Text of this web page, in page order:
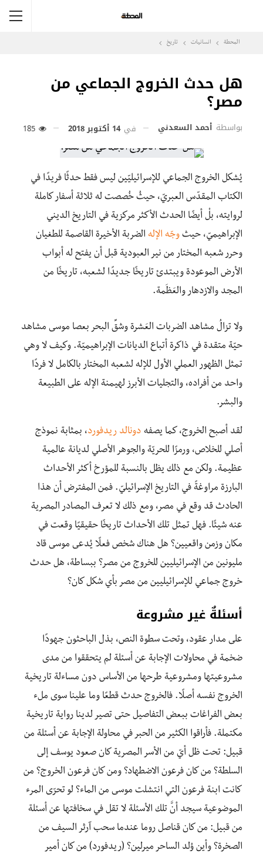
المحطة انسانيات تاريخ
هل حدث الخروج الجماعي من
مصر؟
بواسطة أحمد السعدني في 14 أكتوبر 2018
يُشكل الخروج الجماعي للإسرائيليّين ليس فقط حدثًا فريدًا في
الكتاب المقدّس العبريّ، حيثُ خُصصت له ثلاثة أسفار كاملة
لروايته، بلْ أيضًا الحدث الأكثر مركزية في التاريخ الديني
الإبراهيميّ، حيث وجّه الإله الضربة الأخيرة القاصمة للطغيان
وحرر شعبه المختار من نير العبودية قبل أن يفتح له أبواب
الأرض الموعودة ويبتدئ تاريخًا جديدًا لشعبه، تاريخًا من
المجد والازدهار والعَظَمة.
ولا تزالُ مشاهد الضربات العَشرة وشقِّ البحر بعصا موسى مشاهد
حيّة متقدة في ذاكرة أتباع الديانات الإبراهيميّة. وكيف لا وهي
تمثل الظهور العملي الأول للإله لشعبه المختار بالكامل لا فردًا
واحد من أفراده، والتجليات الأبرز لهيمنة الإله على الطبيعة
والبشر.
لقد أصبح الخروج، كما يصفه دونالد ريدفورد، بمثابة نموذج
أصلي للخلاص، ورمزًا للحريّة والجوهر الأصلي لديانة عالمية
عظيمة. ولكن مع ذلك يظل بالنسبة للمؤرخ أكثر الأحداث
البارزة مراوغةً في التاريخ الإسرائيليّ. فمن المفترض أن هذا
الحادث قد وقع في مصر، ومع ذلك لا تعرف المصادر المصرية
عنه شيئًا. فهل تمثل تلك الأحداث تاريخًا حقيقيًا وقعت في
مكان وزمن واقعيين؟ هل هناك شخص فعلًا يُدعى موسى قاد
مليونين من الإسرائيليين للخروج من مصر؟ ببساطة، هل حدث
خروج جماعي للإسرائيليين من مصر بأي شكل كان؟
أسئلةٌ غير مشروعة
على مدار عقود، وتحت سطوة النص، بذل الباحثون جهودًا
ضخمة في محاولات الإجابة عن أسئلة لم يتحققوا من مدى
مشروعيتها ومشروعية طرحها من الأساس دون مساءلة تاريخية
الخروج نفسه أصلًا. فالخروج حدث قطعًا وما علينا سوى ملء
بعض الفراغات ببعض التفاصيل حتى تصير لدينا رواية تاريخية
مكتملة. فأراقوا الكثير من الحبر في محاولة الإجابة عن أسئلة من
قبيل: تحت ظل أيّ من الأسر المصرية كان صعود يوسف إلى
السلطة؟ من كان فرعون الاضطهاد؟ ومن كان فرعون الخروج؟ من
كانت ابنة فرعون التي انتشلت موسى من الماء؟ لو تحرّى المرء
الموضوعية سيجد أنَّ تلك الأسئلة لا تقل في سخافتها عن أسئلة
من قبيل: من كان قناصل روما عندما سحب آرثر السيف من
الصخرة؟ وأين وُلد الساحر ميرلين؟ (ريدفورد) من كان أمير